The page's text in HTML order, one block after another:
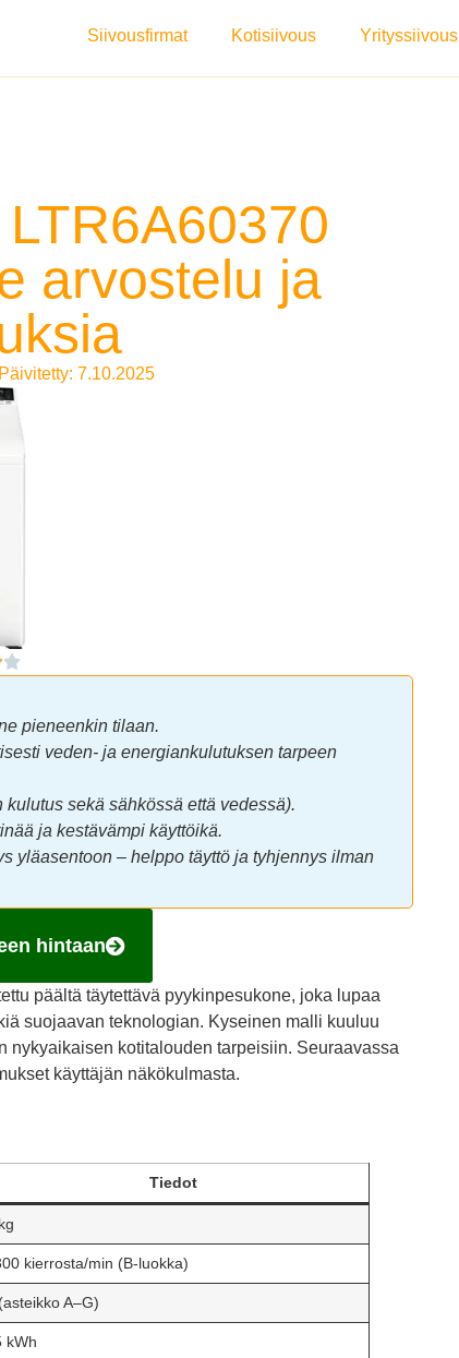
Siivousfirmat Kotisiivous Yrityssiivous
arvostelu ja
Päivitetty: 7.10.2025
pieneenkin tilaan.
veden- ja energiankulutuksen tarpeen
sekä sähkössä että vedessä).
ja kestävämpi käyttöikä.
yläasentoon – helppo täyttö ja tyhjennys ilman
hintaan
päältä täytettävä pyykinpesukone, joka lupaa
suojaavan teknologian. Kyseinen malli kuuluu
nykyaikaisen kotitalouden tarpeisiin. Seuraavassa
käyttäjän näkökulmasta.
Tiedot
kierrosta/min (B-luokka)
A–G)
kWh